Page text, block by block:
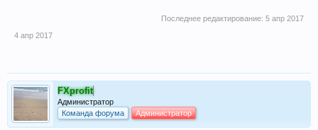
Последнее редактирование: 5 апр 2017
4 апр 2017
FXprofit
Администратор
Команда форума
Администратор